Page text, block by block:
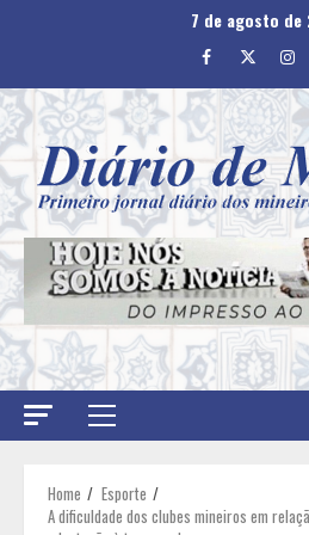
7 de agosto de
Facebook
Twitter
Primary
Home
Esporte
A dificuldade dos clubes mineiros em